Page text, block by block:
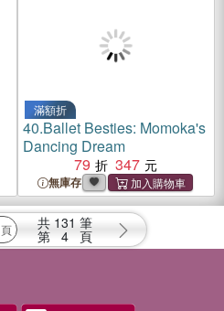
滿額折
40.Ballet Besties: Momoka's
Dancing Dream
79
347
無庫存
共 131 筆
第 4 頁